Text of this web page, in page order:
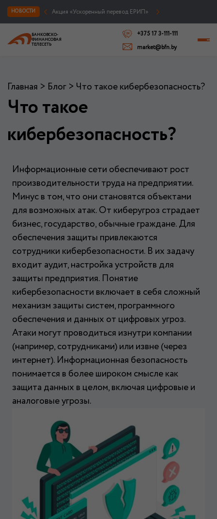
НОВОСТИ
Акция «Ускоренный перевод ЕРИП»
БАНКОВСКО-
ФИНАНСОВАЯ
ТЕЛЕСЕТЬ
+375 17 3-111-111
market@bfn.by
Главная > Блог > Что такое кибербезопасность?
Что такое
кибербезопасность?
Информационные сети обеспечивают рост
производительности труда на предприятии.
Минус в том, что они становятся объектами
для возможных атак. От киберугроз страдает
бизнес, государство, обычные граждане. Для
обеспечения защиты привлекаются
сотрудники кибербезопасности. В их задачу
входит аудит, настройка устройств для
защиты предприятия. Понятие
кибербезопасности включает в себя сложный
механизм защиты систем, программного
обеспечения и данных от цифровых угроз.
Атаки могут проводиться изнутри компании
(например, сотрудниками) или извне (через
интернет). Информационная безопасность
понимается в более широком смысле как
защита данных в целом, включая цифровые и
аналоговые угрозы.